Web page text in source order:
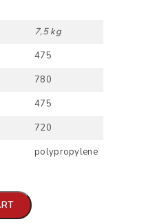
7,5 kg
475
780
475
720
polypropylene